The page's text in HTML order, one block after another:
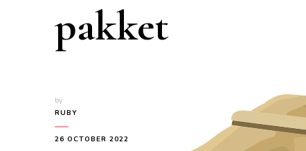
pakket
by
RUBY
26 OCTOBER 2022